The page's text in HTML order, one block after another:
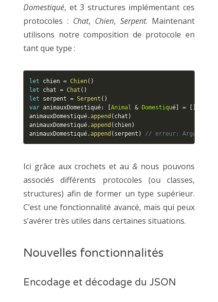
Domestiqué, et 3 structures implémentant ces
protocoles : Chat, Chien, Serpent. Maintenant
utilisons notre composition de protocole en
tant que type :
let chien = Chien( )
let chat = Chat ( )
let serpent = Serpent ( )
var animauxDomestiqué: [Animal & Domestiqué] = [ ]
animauxDomestiqué.append ( chat )
animauxDomestiqué.append ( chien)
animauxDomestiqué.append ( serpent ) // erreur: Argument
Ici grâce aux crochets et au & nous pouvons
associés différents protocoles (ou classes,
structures) afin de former un type supérieur.
C’est une fonctionnalité avancé, mais qui peux
s’avérer très utiles dans certaines situations.
Nouvelles fonctionnalités
Encodage et décodage du JSON